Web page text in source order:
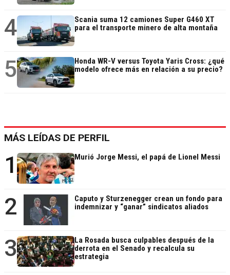
4
Scania suma 12 camiones Super G460 XT
para el transporte minero de alta montaña
5
Honda WR-V versus Toyota Yaris Cross: ¿qué
modelo ofrece más en relación a su precio?
MÁS LEÍDAS DE PERFIL
1 Murió Jorge Messi, el papá de Lionel Messi
2
Caputo y Sturzenegger crean un fondo para
indemnizar y “ganar” sindicatos aliados
3
La Rosada busca culpables después de la
derrota en el Senado y recalcula su
estrategia